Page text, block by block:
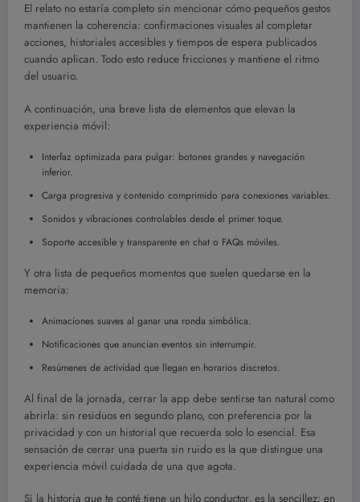
El relato no estaría completo sin mencionar cómo pequeños gestos
mantienen la coherencia: confirmaciones visuales al completar
acciones, historiales accesibles y tiempos de espera publicados
cuando aplican. Todo esto reduce fricciones y mantiene el ritmo
del usuario.
A continuación, una breve lista de elementos que elevan la
experiencia móvil:
Interfaz optimizada para pulgar: botones grandes y navegación
inferior.
Carga progresiva y contenido comprimido para conexiones variables.
Sonidos y vibraciones controlables desde el primer toque.
Soporte accesible y transparente en chat o FAQs móviles.
Y otra lista de pequeños momentos que suelen quedarse en la
memoria:
Animaciones suaves al ganar una ronda simbólica.
Notificaciones que anuncian eventos sin interrumpir.
Resúmenes de actividad que llegan en horarios discretos.
Al final de la jornada, cerrar la app debe sentirse tan natural como
abrirla: sin residuos en segundo plano, con preferencia por la
privacidad y con un historial que recuerda solo lo esencial. Esa
sensación de cerrar una puerta sin ruido es la que distingue una
experiencia móvil cuidada de una que agota.
Si la historia que te conté tiene un hilo conductor, es la sencillez: en